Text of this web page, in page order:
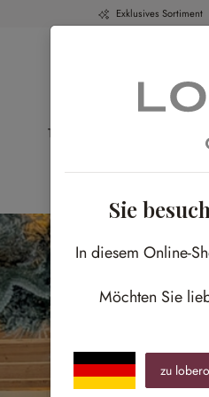
Exklusives Sortiment
Tisch & Küche
Sie
In diesem Online-
Möchten Sie
zu